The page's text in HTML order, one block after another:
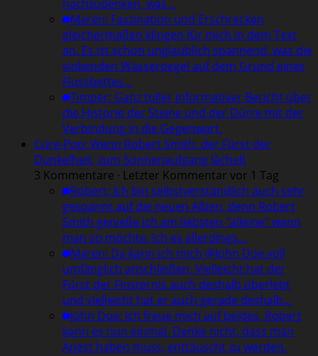
nachzudenken, was…
Maren: Faszination und Erschrecken
gleichermaßen klingen für mich in dem Text
an. Es ist schon unglaublich spannend, was die
sinkenden Wasserpegel auf dem Grund eines
Flussbettes…
Timper: Ganz toller informativer Bericht über
die Historie der Steine und der Dürre mit der
Verbindung in die Gegenwart.
Cure-Pop: Wenn Robert Smith, der Fürst der
Dunkelheit, zum Sonnenaufgang lächelt
3 Kommentare · Letzter Kommentar vor 1 Tag
Robert: Ich bin selbstverständlich auch sehr
gespannt auf die neuen Alben, denn Robert
Smith genieße ich am liebsten "alleine" wenn
man so möchte. Ich es allerdings…
Maren: Da kann ich mich @John Doe voll
umfänglich anschließen. Vielleicht hat der
Fürst der Finsternis auch deshalb überlebt
und vielleicht hat er auch gerade deshalb…
John Doe: Ich freue mich auf beides, Robert
kann es nun einmal. Denke nicht, dass man
Angst haben muss, enttäuscht zu werden.